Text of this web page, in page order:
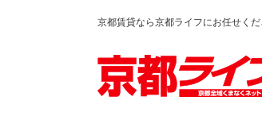
京都賃貸なら京都ライフにお任せく